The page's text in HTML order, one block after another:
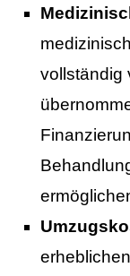
vollständig